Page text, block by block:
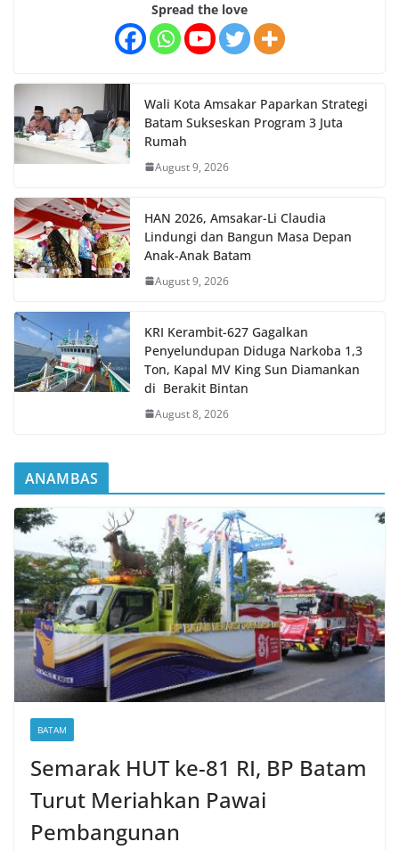
Spread the love
Wali Kota Amsakar Paparkan Strategi
Batam Sukseskan Program 3 Juta
Rumah
August 9, 2026
HAN 2026, Amsakar-Li Claudia
Lindungi dan Bangun Masa Depan
Anak-Anak Batam
August 9, 2026
KRI Kerambit-627 Gagalkan
Penyelundupan Diduga Narkoba 1,3
Ton, Kapal MV King Sun Diamankan
di Berakit Bintan
August 8, 2026
ANAMBAS
BATAM
Semarak HUT ke-81 RI, BP Batam
Turut Meriahkan Pawai
Pembangunan